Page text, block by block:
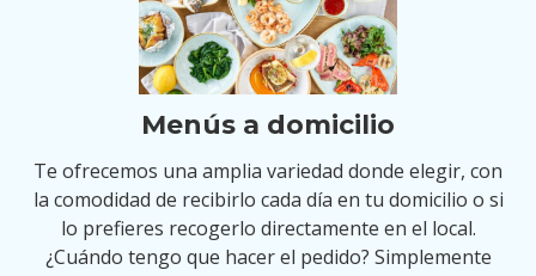
Menús a domicilio
Te ofrecemos una amplia variedad donde elegir, con
la comodidad de recibirlo cada día en tu domicilio o si
lo prefieres recogerlo directamente en el local.
¿Cuándo tengo que hacer el pedido? Simplemente